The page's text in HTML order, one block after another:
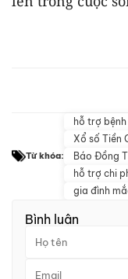
Từ khóa:
hỗ trợ
Xổ số Tiền
Báo Đồng
hỗ trợ chi
gia đình
Bình luận